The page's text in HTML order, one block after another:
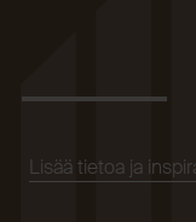
Lisää tietoa ja